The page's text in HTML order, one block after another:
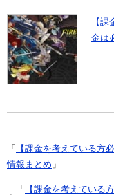
【
金は
「
【課金を考えている方
情報まとめ 」
「
【課金を考えている